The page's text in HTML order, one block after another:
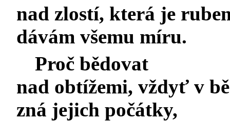
nad zlostí, která je
dávám všemu míru.
Proč bědovat
nad obtížemi, vždyť v
zná jejich počátky,